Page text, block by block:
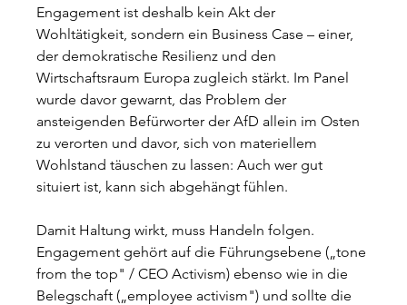
Engagement ist deshalb kein Akt der
Wohltätigkeit, sondern ein Business Case – einer,
der demokratische Resilienz und den
Wirtschaftsraum Europa zugleich stärkt. Im Panel
wurde davor gewarnt, das Problem der
ansteigenden Befürworter der AfD allein im Osten
zu verorten und davor, sich von materiellem
Wohlstand täuschen zu lassen: Auch wer gut
situiert ist, kann sich abgehängt fühlen.
Damit Haltung wirkt, muss Handeln folgen.
Engagement gehört auf die Führungsebene („tone
from the top" / CEO Activism) ebenso wie in die
Belegschaft („employee activism") und sollte die